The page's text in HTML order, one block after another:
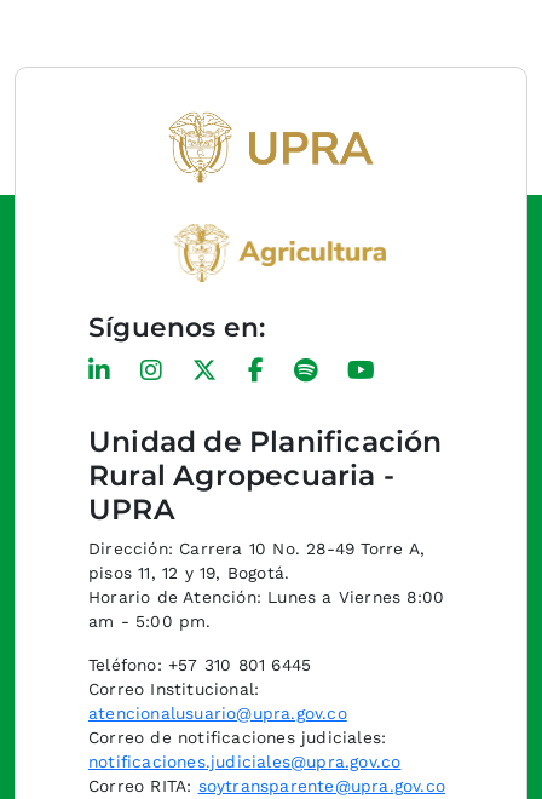
Unidad de Planificación
Rural Agropecuaria -
UPRA
Dirección: Carrera 10 No. 28-49 Torre A,
pisos 11, 12 y 19, Bogotá.
Horario de Atención: Lunes a Viernes 8:00
am - 5:00 pm.
Teléfono: +57 310 801 6445
Correo Institucional:
atencionalusuario@upra.gov.co
Correo de notificaciones judiciales:
notificaciones.judiciales@upra.gov.co
Correo RITA: soytransparente@upra.gov.co
Síguenos en: